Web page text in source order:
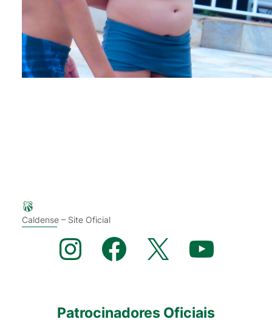
Caldense – Site Oficial
Instagram Facebook X YouTube
Patrocinadores Oficiais